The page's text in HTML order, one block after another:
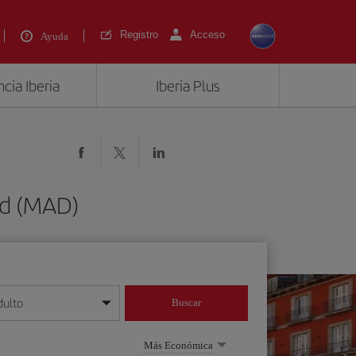
Ayuda Registro Acceso
Iberia Iberia Plus
(MAD)
mes/año
Buscar
Más Económica